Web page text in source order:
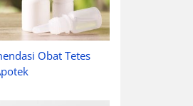
Obat Tetes